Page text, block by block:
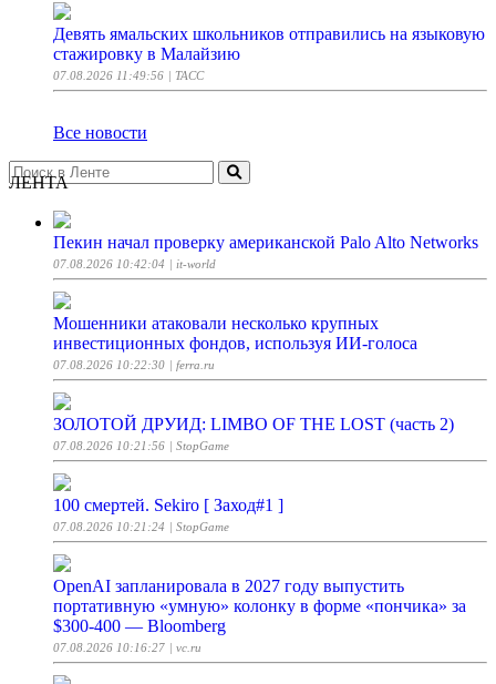
Девять ямальских школьников отправились на языковую
стажировку в Малайзию
07.08.2026 11:49:56 | ТАСС
Все новости
ЛЕНТА
Пекин начал проверку американской Palo Alto Networks
07.08.2026 10:42:04 | it-world
Мошенники атаковали несколько крупных
инвестиционных фондов, используя ИИ-голоса
07.08.2026 10:22:30 | ferra.ru
ЗОЛОТОЙ ДРУИД: LIMBO OF THE LOST (часть 2)
07.08.2026 10:21:56 | StopGame
100 смертей. Sekiro [ Заход#1 ]
07.08.2026 10:21:24 | StopGame
OpenAI запланировала в 2027 году выпустить
портативную «умную» колонку в форме «пончика» за
$300-400 — Bloomberg
07.08.2026 10:16:27 | vc.ru